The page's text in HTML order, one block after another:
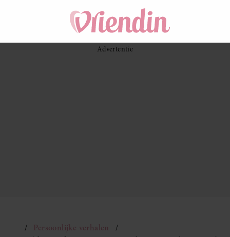
Persoonlijke verhalen